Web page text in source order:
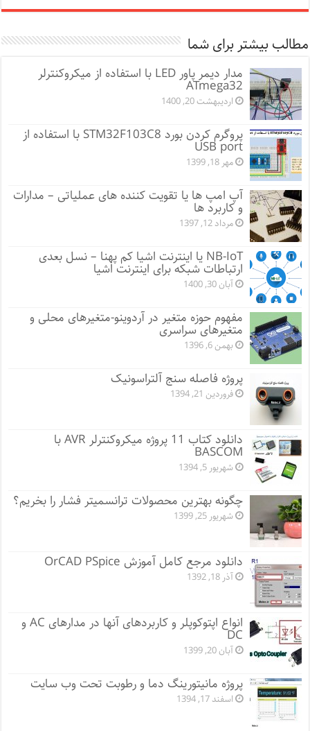
مطالب بیشتر برای شما
مدار دیمر پاور LED با استفاده از میکروکنترلر
ATmega32
اردیبهشت 20, 1400
پروگرم کردن بورد STM32F103C8 با استفاده از
USB port
مهر 18, 1399
آپ امپ ها یا تقویت کننده های عملیاتی – مدارات
و کاربرد ها
مرداد 12, 1397
NB-IoT یا اینترنت اشیا کم پهنا – نسل بعدی
ارتباطات شبکه برای اینترنت اشیا
آبان 30, 1400
مفهوم حوزه متغیر در آردوینو-متغیرهای محلی و
متغیرهای سراسری
بهمن 6, 1396
پروژه فاصله سنج آلتراسونیک
فروردین 21, 1394
دانلود کتاب 11 پروژه میکروکنترلر AVR با
BASCOM
شهریور 5, 1394
چگونه بهترین محصولات ترانسمیتر فشار را بخریم؟
شهریور 25, 1399
دانلود مرجع کامل آموزش OrCAD PSpice
آذر 18, 1392
انواع اپتوکوپلر و کاربردهای آنها در مدارهای AC و
DC
آبان 20, 1399
پروژه مانيتورينگ دما و رطوبت تحت وب سایت
اسفند 17, 1394